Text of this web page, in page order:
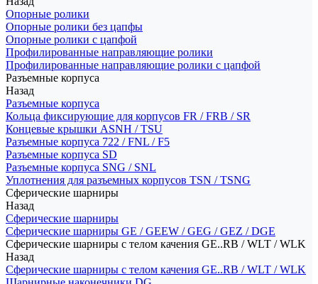
Опорные ролики
Опорные ролики без цапфы
Опорные ролики с цапфой
Профилированные направляющие ролики
Профилированные направляющие ролики с цапфой
Разъемные корпуса
Назад
Разъемные корпуса
Кольца фиксирующие для корпусов FR / FRB / SR
Концевые крышки ASNH / TSU
Разъемные корпуса 722 / FNL / F5
Разъемные корпуса SD
Разъемные корпуса SNG / SNL
Уплотнения для разъемных корпусов TSN / TSNG
Сферические шарниры
Назад
Сферические шарниры
Сферические шарниры GE / GEEW / GEG / GEZ / DGE
Сферические шарниры с телом качения GE..RB / WLT / WLK
Назад
Сферические шарниры с телом качения GE..RB / WLT / WLK